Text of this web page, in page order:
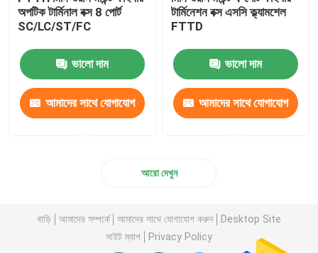
অপটিক টার্মিনাল বক্স 8 পোর্ট
SC/LC/ST/FC
ভালো দাম
আমাদের সাথে যোগাযোগ
টার্মিনেশন বক্স এসসি ক্ল্যামশেল
FTTD
ভালো দাম
আমাদের সাথে যোগাযোগ
আরো দেখুন
বাড়ি আমাদের সম্পর্কে আমাদের সাথে যোগাযোগ করুন
Desktop Site
সাইট ম্যাপ
Privacy Policy